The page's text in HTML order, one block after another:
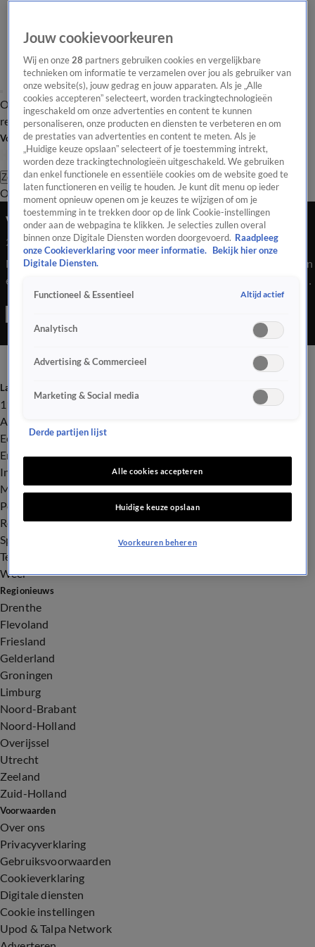
Overzicht Laatste nieuws Regionieuws Het beste van Hart
Tip de
redactie
Volg Hart van Nederland
Zoeken
OverzichtRegioUitzendingenWeerTip de redactiePanelVideo's
Vader Kika van Es 'infiltreert' bij concurrentie
25 juli 2020, 12:41
Nog 1 nachtje slapen en dan spelen de Oranje Leeuwinnen hun
eerste wedstrijd van het WK-voetbal. In de Franse kustplaats
Le Havre hopen ze de eerste overwinning, van Nieuw-Zeeland,
Laatste nieuws
112
Advies & Tips
Economie
Entertainment
Infrastructuur
Milieu en Gezondheid
Politiek
Royalty
Sport
Tech
Weer
Regionieuws
Drenthe
Flevoland
Friesland
Gelderland
Groningen
Limburg
Noord-Brabant
Noord-Holland
Overijssel
Utrecht
Zeeland
Zuid-Holland
Voorwaarden
Over ons
Privacyverklaring
Gebruiksvoorwaarden
Cookieverklaring
Digitale diensten
Cookie instellingen
Upod & Talpa Network
Jouw cookievoorkeuren
Wij en onze28 partners gebruiken cookies en vergelijkbare
technieken om informatie te verzamelen over jou als gebruiker van
onze website(s), jouw gedrag en jouw apparaten. Als je „Alle
cookies accepteren” selecteert, worden trackingtechnologieën
ingeschakeld om onze advertenties en content te kunnen
personaliseren, onze producten en diensten te verbeteren en om
de prestaties van advertenties en content te meten. Als je
„Huidige keuze opslaan” selecteert of je toestemming intrekt,
worden deze trackingtechnologieën uitgeschakeld. We gebruiken
dan enkel functionele en essentiële cookies om de website goed te
laten functioneren en veilig te houden. Je kunt dit menu op ieder
moment opnieuw openen om je keuzes te wijzigen of om je
toestemming in te trekken door op de link Cookie-instellingen
onder aan de webpagina te klikken. Je selecties zullen overal
binnen onze Digitale Diensten worden doorgevoerd. Raadpleeg
onze Cookieverklaring voor meer informatie.
Bekijk hier onze
Digitale Diensten.
Functioneel & Essentieel Altijd actief
Analytisch
Advertising & Commercieel
Marketing & Social media
Derde partijen lijst
Alle cookies accepteren
Huidige keuze opslaan
Voorkeuren beheren